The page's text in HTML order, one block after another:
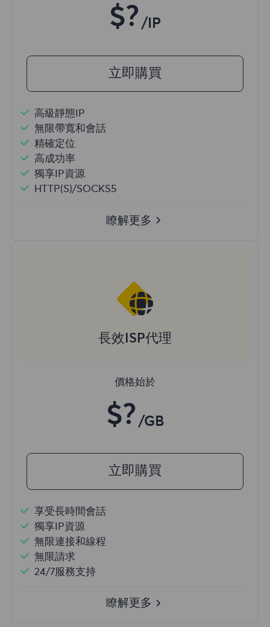
$? /IP
立即購買
高級靜態IP
無限帶寬和會話
精確定位
高成功率
獨享IP資源
HTTP(S)/SOCKS5
瞭解更多
長效ISP代理
價格始於
$? /GB
立即購買
享受長時間會話
獨享IP資源
無限連接和線程
無限請求
24/7服務支持
瞭解更多